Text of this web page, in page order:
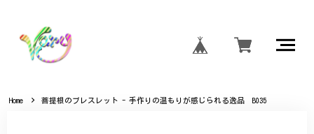
Home 菩提根のブレスレット - 手作りの温もりが感じられる逸品 B035